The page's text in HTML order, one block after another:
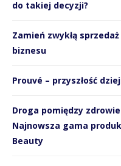
do takiej decyzji?
Zamień zwykłą
biznesu
Prouvé – przyszłość
Droga pomiędzy
Najnowsza gama
Beauty